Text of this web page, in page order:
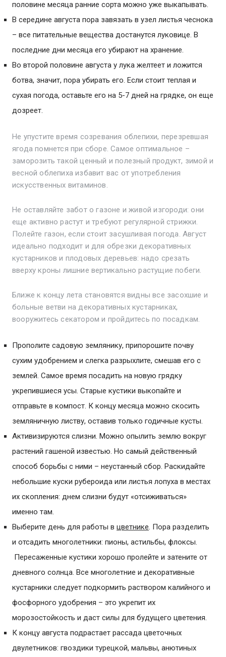
половине месяца ранние сорта можно уже выкапывать.
В середине августа пора завязать в узел листья чеснока
– все питательные вещества достанутся луковице. В
последние дни месяца его убирают на хранение.
Во второй половине августа у лука желтеет и ложится
ботва, значит, пора убирать его. Если стоит теплая и
сухая погода, оставьте его на 5-7 дней на грядке, он еще
дозреет.
Не упустите время созревания облепихи, перезревшая
ягода помнется при сборе. Самое оптимальное –
заморозить такой ценный и полезный продукт, зимой и
весной облепиха избавит вас от употребления
искусственных витаминов.
Не оставляйте забот о газоне и живой изгороди: они
еще активно растут и требуют регулярной стрижки.
Полейте газон, если стоит засушливая погода. Август
идеально подходит и для обрезки декоративных
кустарников и плодовых деревьев: надо срезать
вверху кроны лишние вертикально растущие побеги.
Ближе к концу лета становятся видны все засохшие и
больные ветви на декоративных кустарниках,
вооружитесь секатором и пройдитесь по посадкам.
Прополите садовую землянику, припорошите почву
сухим удобрением и слегка разрыхлите, смешав его с
землей. Самое время посадить на новую грядку
укрепившиеся усы. Старые кустики выкопайте и
отправьте в компост. К концу месяца можно скосить
земляничную листву, оставив только годичные кусты.
Активизируются слизни. Можно опылить землю вокруг
растений гашеной известью. Но самый действенный
способ борьбы с ними – неустанный сбор. Раскидайте
небольшие куски рубероида или листья лопуха в местах
их скопления: днем слизни будут «отсиживаться»
именно там.
Выберите день для работы в цветнике. Пора разделить
и отсадить многолетники: пионы, астильбы, флоксы.
Пересаженные кустики хорошо пролейте и затените от
дневного солнца. Все многолетние и декоративные
кустарники следует подкормить раствором калийного и
фосфорного удобрения – это укрепит их
морозостойкость и даст силы для будущего цветения.
К концу августа подрастает рассада цветочных
двулетников: гвоздики турецкой, мальвы, анютиных